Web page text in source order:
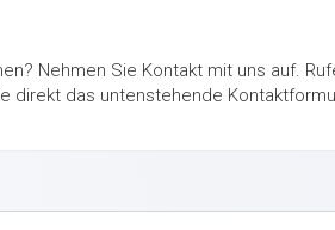
Nehmen Sie Kontakt mit uns auf.
direkt das untenstehende